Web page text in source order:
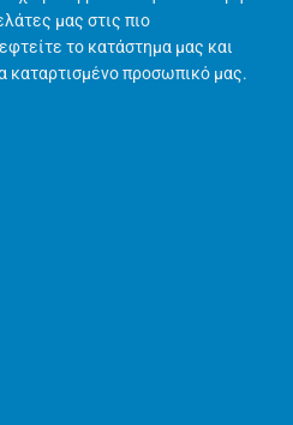
μας στις πιο
το κατάστημα μας και
καταρτισμένο προσωπικό μας.